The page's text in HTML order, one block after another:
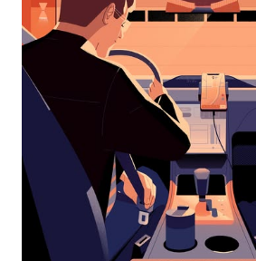
아
래
화
살
표
러
날
짜